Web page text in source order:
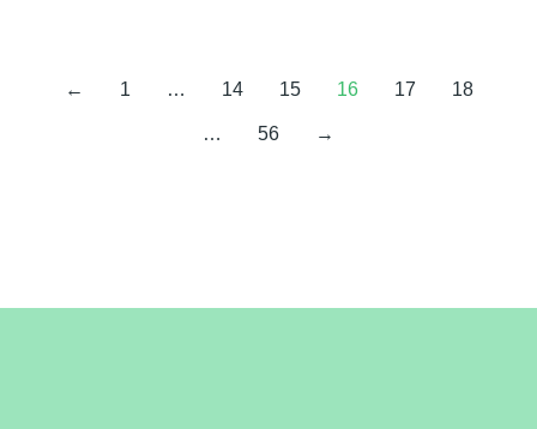
← 1 … 14 15 16 17 18
… 56 →